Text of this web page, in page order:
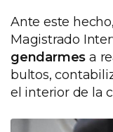
Ante este
Magistrado
gendarmes a
bultos,
el interior de la